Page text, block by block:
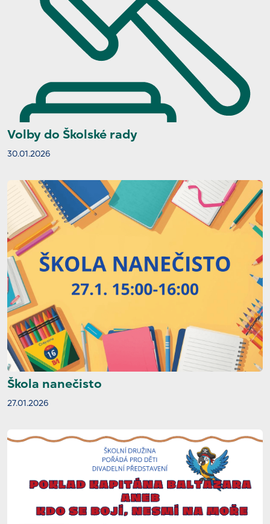
Volby do Školské rady
30.01.2026
Škola nanečisto
27.01.2026